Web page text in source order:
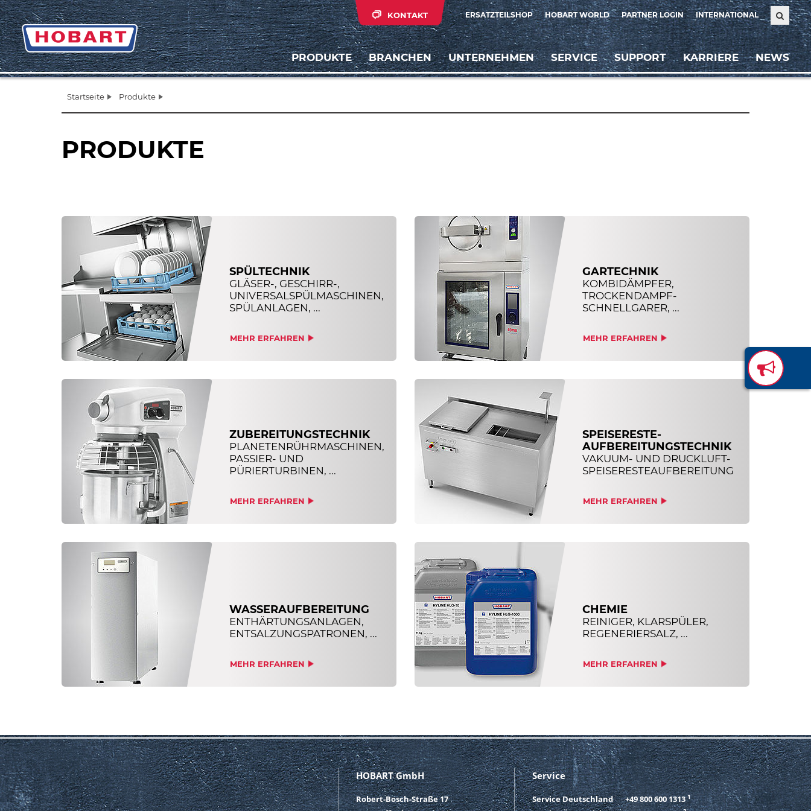
ERSATZTEILSHOP HOBART WORLD PARTNER LOGIN INTERNATIONAL
KONTAKT
PRODUKTE BRANCHEN UNTERNEHMEN SERVICE SUPPORT KARRIERE NEWS
Startseite Produkte
PRODUKTE
SPÜLTECHNIK
GLÄSER-, GESCHIRR-,
UNIVERSALSPÜLMASCHINEN,
SPÜLANLAGEN, ...
MEHR ERFAHREN
GARTECHNIK
KOMBIDÄMPFER,
TROCKENDAMPF-
SCHNELLGARER, ...
MEHR ERFAHREN
ZUBEREITUNGSTECHNIK
PLANETENRÜHRMASCHINEN,
PASSIER- UND
PÜRIERTURBINEN, ...
MEHR ERFAHREN
SPEISERESTE-
AUFBEREITUNGSTECHNIK
VAKUUM- UND DRUCKLUFT-
SPEISERESTEAUFBEREITUNG
MEHR ERFAHREN
WASSERAUFBEREITUNG
ENTHÄRTUNGSANLAGEN,
ENTSALZUNGSPATRONEN, ...
MEHR ERFAHREN
CHEMIE
REINIGER, KLARSPÜLER,
REGENERIERSALZ, ...
MEHR ERFAHREN
HOBART GmbH
Robert-Bosch-Straße 17
Service
Service Deutschland +49 800 600 1313 1